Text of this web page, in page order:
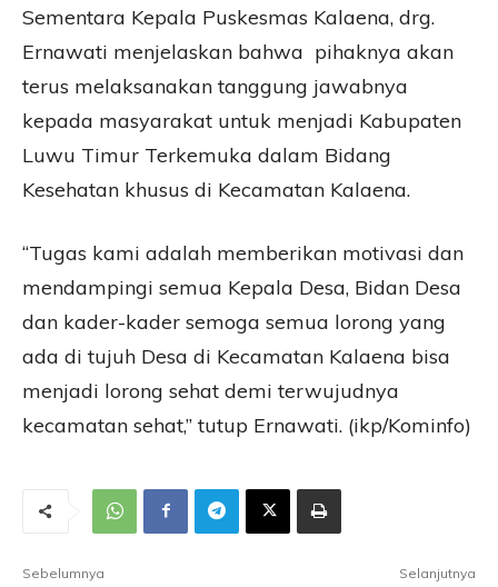
Sementara Kepala Puskesmas Kalaena, drg.
Ernawati menjelaskan bahwa pihaknya akan
terus melaksanakan tanggung jawabnya
kepada masyarakat untuk menjadi Kabupaten
Luwu Timur Terkemuka dalam Bidang
Kesehatan khusus di Kecamatan Kalaena.
“Tugas kami adalah memberikan motivasi dan
mendampingi semua Kepala Desa, Bidan Desa
dan kader-kader semoga semua lorong yang
ada di tujuh Desa di Kecamatan Kalaena bisa
menjadi lorong sehat demi terwujudnya
kecamatan sehat,” tutup Ernawati. (ikp/Kominfo)
Sebelumnya Selanjutnya